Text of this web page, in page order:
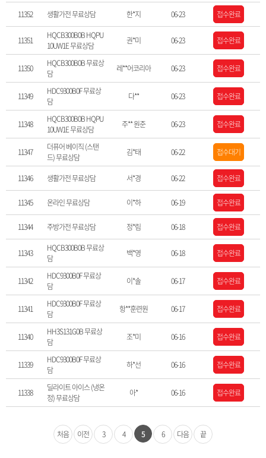
11352 생활가전 무료상담 한*지 06-23 접수완료
11351
HQCB300B0B HQPU
10UW1E 무료상담
권*미 06-23 접수완료
11350
HQCB300B0B 무료상
담
레**어코리아 06-23 접수완료
11349
HDC9300B0F 무료상
담
다** 06-23 접수완료
11348
HQCB300B0B HQPU
10UW1E 무료상담
주** 원준 06-23 접수완료
11347
더퓨어 베이직 (스탠
드) 무료상담
김*태 06-22 접수대기
11346 생활가전 무료상담 서*경 06-22 접수완료
11345 온라인 무료상담 이*하 06-19 접수완료
11344 주방가전 무료상담 정*림 06-18 접수완료
11343
HQCB300B0B 무료상
담
백*영 06-18 접수완료
11342
HDC9300B0F 무료상
담
이*솔 06-17 접수완료
11341
HDC9300B0F 무료상
담
항**훈련원 06-17 접수완료
11340
HH3S131G0B 무료상
담
조*미 06-16 접수완료
11339
HDC9300B0F 무료상
담
하*선 06-16 접수완료
11338
딜라이트 아이스 (냉온
정) 무료상담
아* 06-16 접수완료
처음 이전 3 4 5 6 다음 끝